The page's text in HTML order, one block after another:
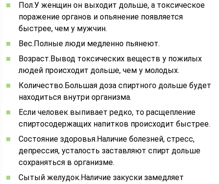
Пол.У женщин он выходит дольше, а токсическое
поражение органов и опьянение появляется
быстрее, чем у мужчин.
Вес.Полные люди медленно пьянеют.
Возраст.Вывод токсических веществ у пожилых
людей происходит дольше, чем у молодых.
Количество.Большая доза спиртного дольше будет
находиться внутри организма.
Если человек выпивает редко, то расщепление
спиртосодержащих напитков происходит быстрее.
Состояние здоровья.Наличие болезней, стресс,
депрессия, усталость заставляют спирт дольше
сохраняться в организме.
Сытый желудок.Наличие закуски замедляет